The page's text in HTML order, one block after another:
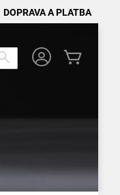
DOPRAVA A PLATBA
Search